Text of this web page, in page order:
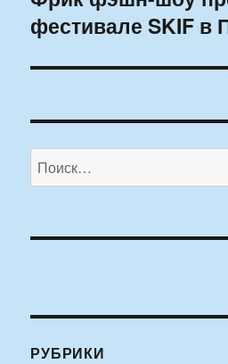
запись:
фестивале SKIF в
Искать:
РУБРИКИ